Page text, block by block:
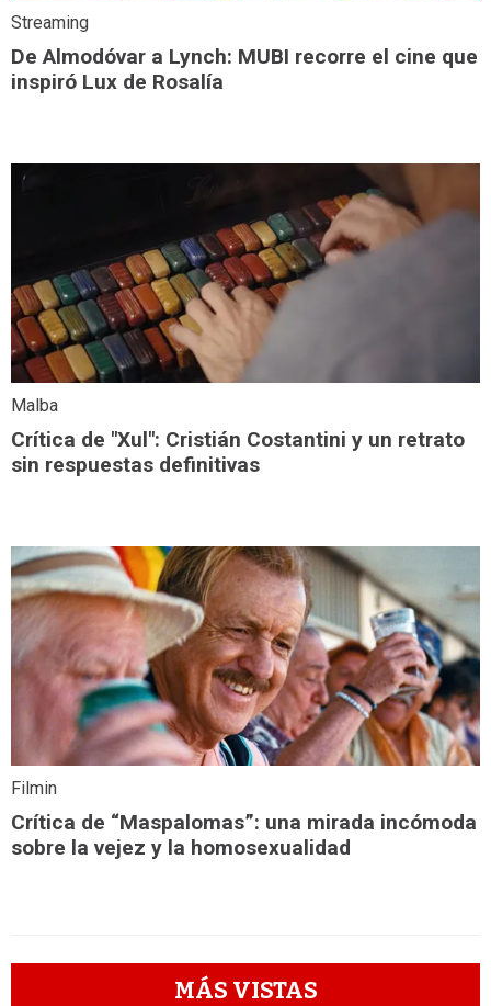
Streaming
De Almodóvar a Lynch: MUBI recorre el cine que
inspiró Lux de Rosalía
Malba
Crítica de "Xul": Cristián Costantini y un retrato
sin respuestas definitivas
Filmin
Crítica de “Maspalomas”: una mirada incómoda
sobre la vejez y la homosexualidad
MÁS VISTAS